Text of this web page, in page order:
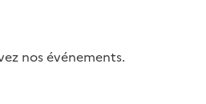
nos événements.